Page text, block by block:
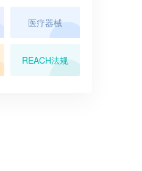
医疗器械
REACH法规